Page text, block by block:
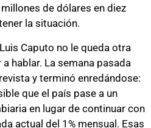
de dólares en diez
la situación.
Caputo no le queda otra
hablar. La semana pasada
y terminó enredándose:
que el país pase a un
en lugar de continuar con
actual del 1% mensual. Esas